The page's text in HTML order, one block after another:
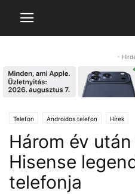
-
Telefon Androidos telefon Hírek
Három év
Hisense
telefonja